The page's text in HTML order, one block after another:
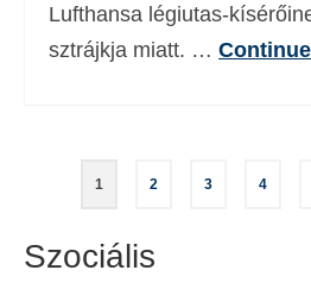
Lufthansa légiutas-
sztrájkja miatt. …
Bejegyzések
lapozása
1 2 3 4
Szociális